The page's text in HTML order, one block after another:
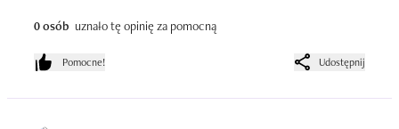
Pigmentacja jest świetna – już jedna warstwa zapewnia
idealne krycie.
-Bardzo wygodny aplikator.
-Rewelacyjny stosunek jakości do ceny.Taniutki w
0 osób uznało tę opinię za pomocną
Pomocne! Udostępnij